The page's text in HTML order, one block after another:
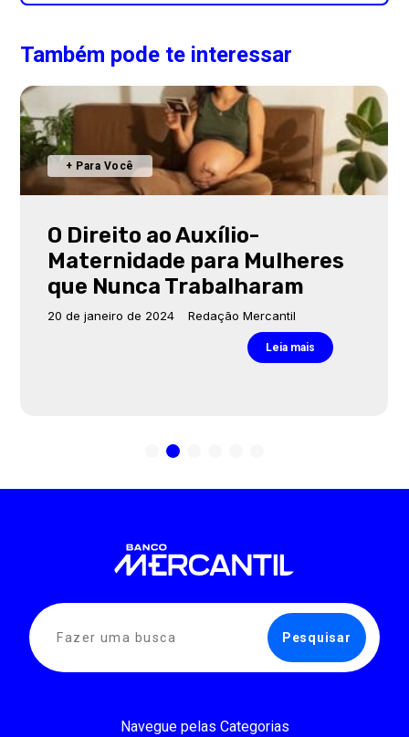
Também pode te interessar
+ Para Você
O Direito ao Auxílio-
Maternidade para Mulheres
que Nunca Trabalharam
20 de janeiro de 2024 Redação Mercantil
Leia mais
Navegue pelas Categorias